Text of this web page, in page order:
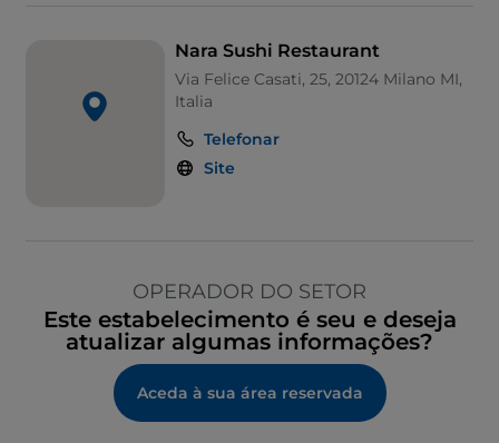
Nara Sushi Restaurant
Via Felice Casati, 25, 20124 Milano MI,
Italia
Telefonar
Site
OPERADOR DO SETOR
Este estabelecimento é seu e deseja
atualizar algumas informações?
Aceda à sua área reservada